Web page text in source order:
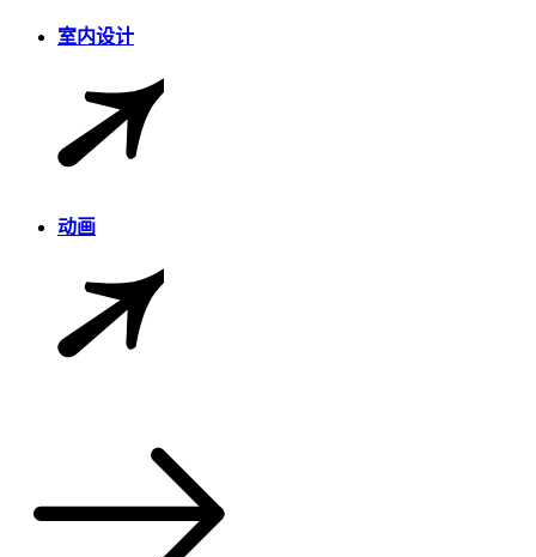
室内设计
动画